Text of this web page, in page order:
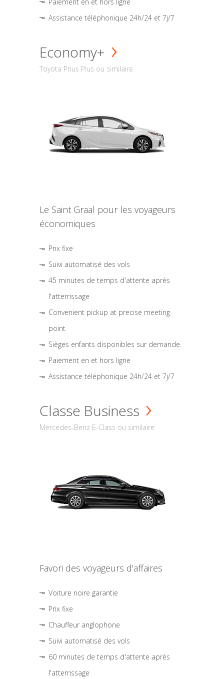
Assistance téléphonique 24h/24 et 7j/7
Economy+
Toyota Prius Plus ou similaire
Le Saint Graal pour les voyageurs
économiques
Prix fixe
Suivi automatisé des vols
45 minutes de temps d'attente après
l'atterrissage
Convenient pickup at precise meeting
point
Sièges enfants disponibles sur demande.
Paiement en et hors ligne
Assistance téléphonique 24h/24 et 7j/7
Classe Business
Mercedes-Benz E-Class ou similaire
Favori des voyageurs d'affaires
Voiture noire garantie
Prix fixe
Chauffeur anglophone
Suivi automatisé des vols
60 minutes de temps d'attente après
l'atterrissage